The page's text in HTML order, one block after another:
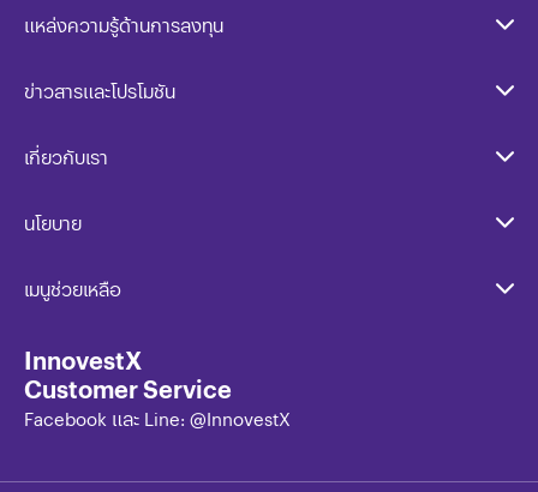
แหล่งความรู้ด้านการลงทุน
ข่าวสารและโปรโมชัน
เกี่ยวกับเรา
นโยบาย​
เมนูช่วยเหลือ
InnovestX
Customer Service
Facebook และ Line: @InnovestX